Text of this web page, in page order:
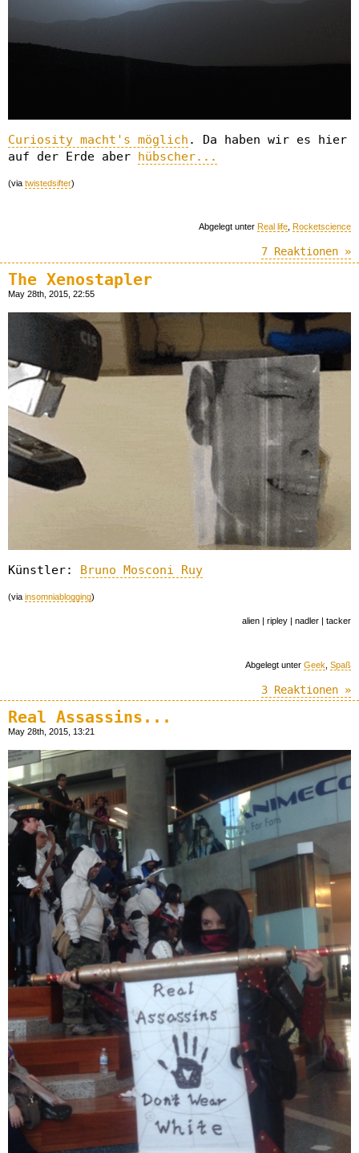
Curiosity macht's möglich . Da haben wir es hier
auf der Erde aber hübscher...
(via twistedsifter)
Abgelegt unter Real life Rocketscience
7 Reaktionen »
The Xenostapler
May 28th, 2015, 22:55
Künstler: Bruno Mosconi Ruy
(via insomniablogging)
alien | ripley | nadler | tacker
Abgelegt unter Geek Spaß
3 Reaktionen »
Real Assassins...
May 28th, 2015, 13:21